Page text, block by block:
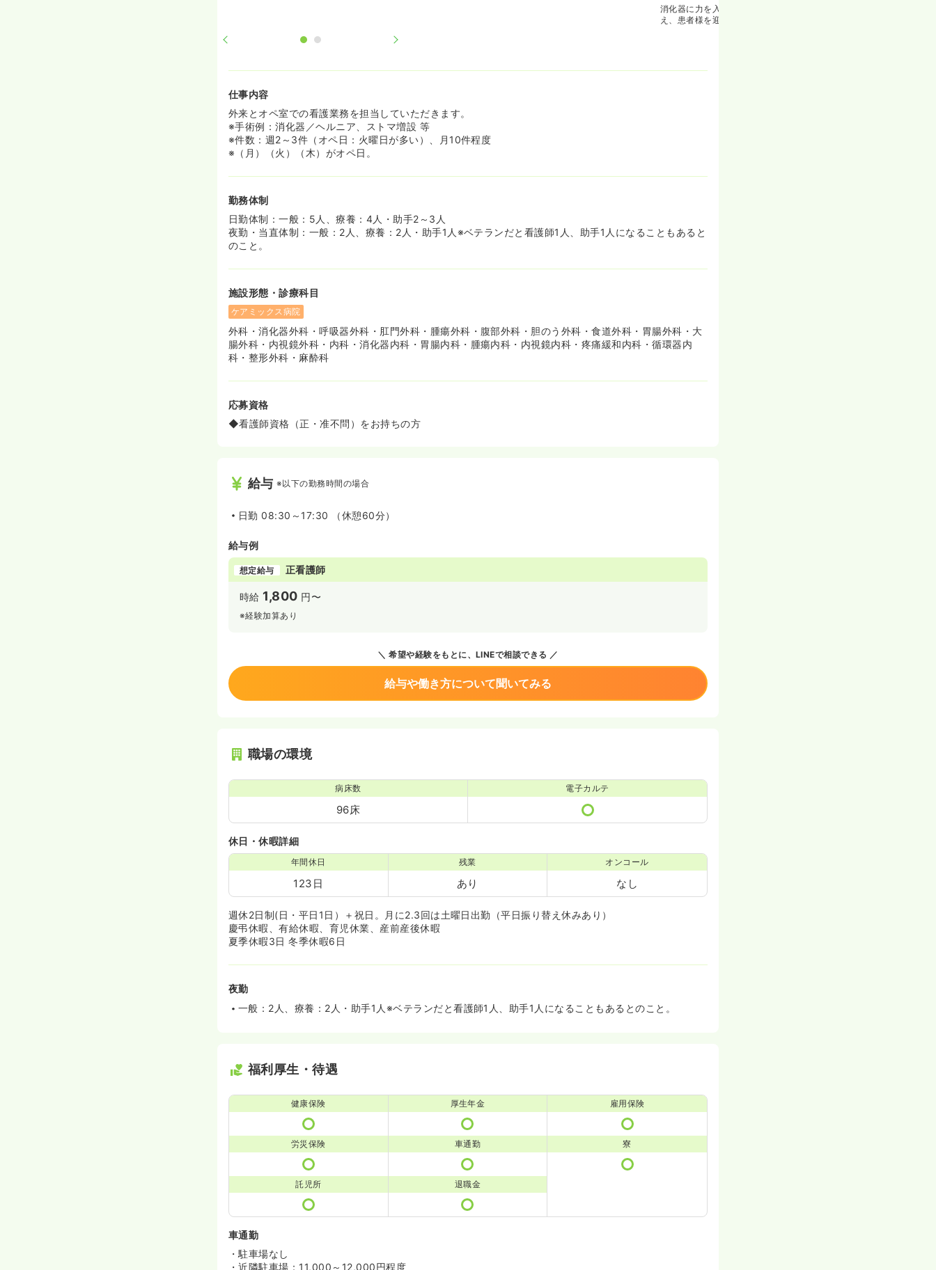
消化器に力を入れている同院では、最新設備を整
え、患者様を迎えております！
仕事内容
外来とオペ室での看護業務を担当していただきます。
※手術例：消化器／ヘルニア、ストマ増設 等
※件数：週2～3件（オペ日：火曜日が多い）、月10件程度
※（月）（火）（木）がオペ日。
勤務体制
日勤体制：一般：5人、療養：4人・助手2～3人
夜勤・当直体制：一般：2人、療養：2人・助手1人※ベテランだと看護師1人、助手1人になることもあると
のこと。
施設形態・診療科目
ケアミックス病院
外科・消化器外科・呼吸器外科・肛門外科・腫瘍外科・腹部外科・胆のう外科・食道外科・胃腸外科・大
腸外科・内視鏡外科・内科・消化器内科・胃腸内科・腫瘍内科・内視鏡内科・疼痛緩和内科・循環器内
科・整形外科・麻酔科
応募資格
◆看護師資格（正・准不問）をお持ちの方
給与 ※以下の勤務時間の場合
日勤 08:30～17:30 （休憩60分）
給与例
想定給与 正看護師
時給 1,800 円〜
※経験加算あり
希望や経験をもとに、LINEで相談できる
給与や働き方について聞いてみる
職場の環境
病床数
96床
電子カルテ
休日・休暇詳細
年間休日
123日
残業
あり
オンコール
なし
週休2日制(日・平日1日）＋祝日。月に2.3回は土曜日出勤（平日振り替え休みあり）
慶弔休暇、有給休暇、育児休業、産前産後休暇
夏季休暇3日 冬季休暇6日
夜勤
一般：2人、療養：2人・助手1人※ベテランだと看護師1人、助手1人になることもあるとのこと。
福利厚生・待遇
健康保険 厚生年金 雇用保険
労災保険 車通勤 寮
託児所 退職金
車通勤
・駐車場なし
・近隣駐車場：11,000～12,000円程度